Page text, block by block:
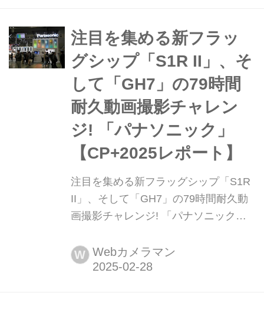
テージCで11:35~12:15に行われたの
は、人気YouTuberユニット「写真機カ
キナカ」(商品撮影からポートレート、
風景まで幅広いジャンルで活躍中の第
一線の写真家、柿島達郎氏と中野幸
注目を集める新フラッ
グシップ「S1R II」、そ
して「GH7」の79時間
耐久動画撮影チャレン
ジ! 「パナソニック」
【CP+2025レポート】
注目を集める新フラッグシップ「S1R
II」、そして「GH7」の79時間耐久動
画撮影チャレンジ! 「パナソニック」
の目玉、「S1R III」、そして現行機種
のタッチ&トライはもちろん、セミナ
W Webカメラマン